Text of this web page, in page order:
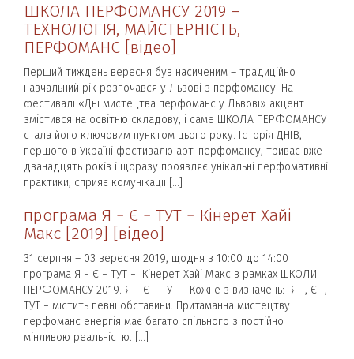
ШКОЛА ПЕРФОМАНСУ 2019 –
ТЕХНОЛОГІЯ, МАЙСТЕРНІСТЬ,
ПЕРФОМАНС [відео]
Перший тиждень вересня був насиченим – традиційно
навчальний рік розпочався у Львові з перфомансу. На
фестивалі «Дні мистецтва перфоманс у Львові» акцент
змістився на освітню складову, і саме ШКОЛА ПЕРФОМАНСУ
стала його ключовим пунктом цього року. Історія ДНІВ,
першого в Україні фестивалю арт-перфомансу, триває вже
дванадцять років і щоразу проявляє унікальні перфомативні
практики, сприяє комунікації […]
програма Я − Є − ТУТ − Кінерет Хайі
Макс [2019] [відео]
31 серпня – 03 вересня 2019, щодня з 10:00 до 14:00
програма Я − Є − ТУТ − Кінерет Хайі Макс в рамках ШКОЛИ
ПЕРФОМАНСУ 2019. Я − Є − ТУТ − Кожне з визначень: Я −, Є −,
ТУТ − містить певні обставини. Притаманна мистецтву
перфоманс енергія має багато спільного з постійно
мінливою реальністю. […]